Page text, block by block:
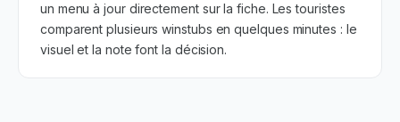
un menu à jour directement sur la fiche. Les touristes
comparent plusieurs winstubs en quelques minutes : le
visuel et la note font la décision.